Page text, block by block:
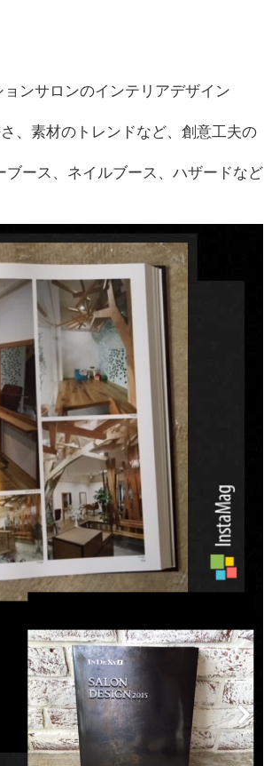
ンサロンのインテリアデザイン
、素材のトレンドなど、創意工夫の
ース、ネイルブース、ハザードなど